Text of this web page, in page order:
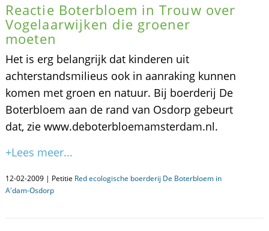
Reactie Boterbloem in Trouw over
Vogelaarwijken die groener
moeten
Het is erg belangrijk dat kinderen uit
achterstandsmilieus ook in aanraking kunnen
komen met groen en natuur. Bij boerderij De
Boterbloem aan de rand van Osdorp gebeurt
dat, zie www.deboterbloemamsterdam.nl.
+Lees meer...
12-02-2009 | Petitie Red ecologische boerderij De Boterbloem in
A'dam-Osdorp